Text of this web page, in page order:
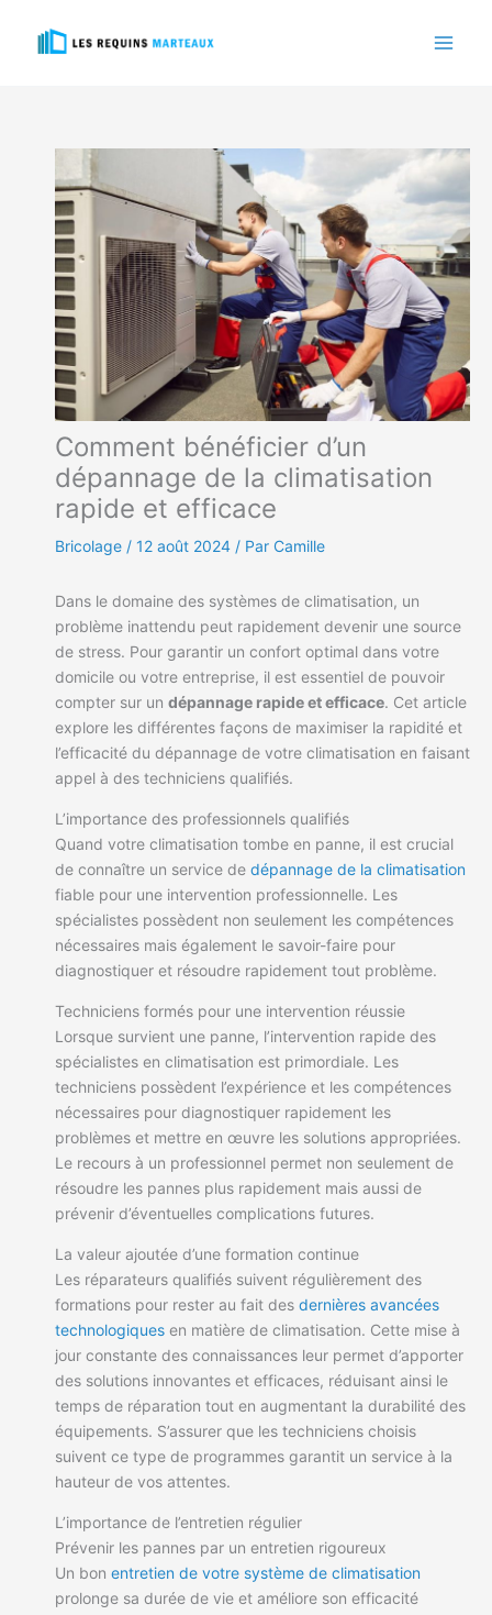
Comment bénéficier d’un
dépannage de la climatisation
rapide et efficace
Bricolage / 12 août 2024 / Par Camille
Dans le domaine des systèmes de climatisation, un
problème inattendu peut rapidement devenir une source
de stress. Pour garantir un confort optimal dans votre
domicile ou votre entreprise, il est essentiel de pouvoir
compter sur un dépannage rapide et efficace. Cet article
explore les différentes façons de maximiser la rapidité et
l’efficacité du dépannage de votre climatisation en faisant
appel à des techniciens qualifiés.
L’importance des professionnels qualifiés
Quand votre climatisation tombe en panne, il est crucial
de connaître un service de dépannage de la climatisation
fiable pour une intervention professionnelle. Les
spécialistes possèdent non seulement les compétences
nécessaires mais également le savoir-faire pour
diagnostiquer et résoudre rapidement tout problème.
Techniciens formés pour une intervention réussie
Lorsque survient une panne, l’intervention rapide des
spécialistes en climatisation est primordiale. Les
techniciens possèdent l’expérience et les compétences
nécessaires pour diagnostiquer rapidement les
problèmes et mettre en œuvre les solutions appropriées.
Le recours à un professionnel permet non seulement de
résoudre les pannes plus rapidement mais aussi de
prévenir d’éventuelles complications futures.
La valeur ajoutée d’une formation continue
Les réparateurs qualifiés suivent régulièrement des
formations pour rester au fait des dernières avancées
technologiques en matière de climatisation. Cette mise à
jour constante des connaissances leur permet d’apporter
des solutions innovantes et efficaces, réduisant ainsi le
temps de réparation tout en augmentant la durabilité des
équipements. S’assurer que les techniciens choisis
suivent ce type de programmes garantit un service à la
hauteur de vos attentes.
L’importance de l’entretien régulier
Prévenir les pannes par un entretien rigoureux
Un bon entretien de votre système de climatisation
prolonge sa durée de vie et améliore son efficacité